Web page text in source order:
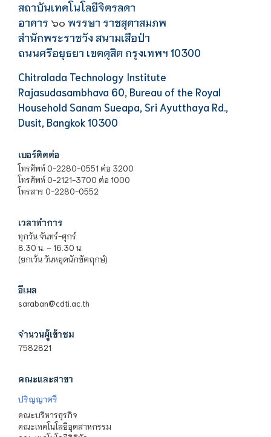
สถาบันเทคโนโลยีจิตรลดา
อาคาร ๖๐ พรรษา ราชสุดาสมภพ
สำนักพระราชวัง สนามเสือป่า
ถนนศรีอยุธยา เขตดุสิต กรุงเทพฯ 10300
Chitralada Technology Institute
Rajasudasambhava 60, Bureau of the Royal
Household Sanam Sueapa, Sri Ayutthaya Rd.,
Dusit, Bangkok 10300
เบอร์ติดต่อ
โทรศัพท์ 0-2280-0551 ต่อ 3200
โทรศัพท์ 0-2121-3700 ต่อ 1000
โทรสาร 0-2280-0552
เวลาทำการ
ทุกวัน จันทร์-ศุกร์
8.30 น. – 16.30 น.
(ยกเว้น วันหยุดนักขัตฤกษ์)
อีเมล
saraban@cdti.ac.th
จำนวนผู้เข้าชม
7582821
คณะและสาขา
ปริญญาตรี
คณะบริหารธุรกิจ
คณะเทคโนโลยีอุตสาหกรรม